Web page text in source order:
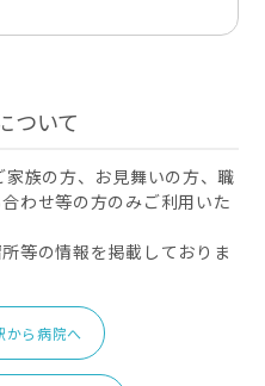
ついて
族の方、お見舞いの方、職
わせ等の方のみご利用いた
等の情報を掲載しておりま
から病院へ